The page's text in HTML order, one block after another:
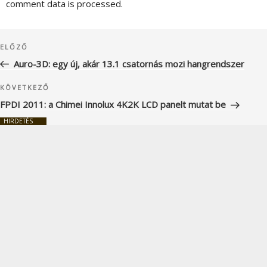
comment data is processed.
navigáció
Korábbi
bejegyzés
ELŐZŐ
Auro-3D: egy új, akár 13.1 csatornás mozi hangrendszer
Következő
bejegyzés
KÖVETKEZŐ
FPDI 2011: a Chimei Innolux 4K2K LCD panelt mutat be
HIRDETÉS